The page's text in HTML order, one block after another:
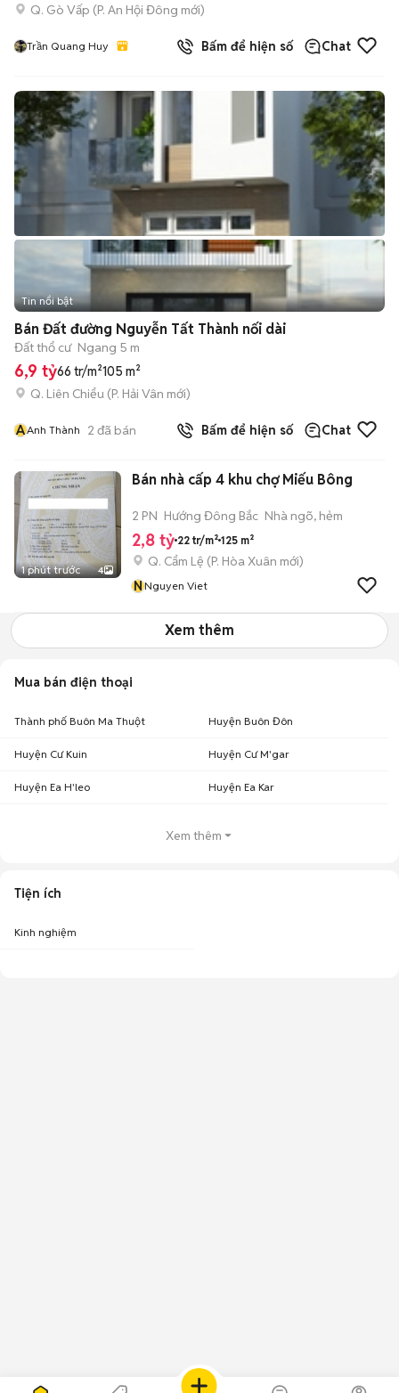
Q. Gò Vấp (P. An Hội Đông mới)
Trần Quang Huy Bấm để hiện số Chat
Tin nổi bật
Bán Đất đường Nguyễn Tất Thành nối dài
Đất thổ cư Ngang 5 m
6,9 tỷ66 tr/m²105 m²
Q. Liên Chiểu (P. Hải Vân mới)
AAnh Thành 2 đã bán Bấm để hiện số Chat
1 phút trước 4
Bán nhà cấp 4 khu chợ Miếu Bông
2 PN Hướng Đông Bắc Nhà ngõ, hẻm
2,8 tỷ 22 tr/m² 125 m²
Q. Cẩm Lệ (P. Hòa Xuân mới)
NNguyen Viet
Xem thêm
Mua bán điện thoại
Thành phố Buôn Ma Thuột Huyện Buôn Đôn
Huyện Cư Kuin Huyện Cư M'gar
Huyện Ea H'leo Huyện Ea Kar
Xem thêm
Tiện ích
Kinh nghiệm